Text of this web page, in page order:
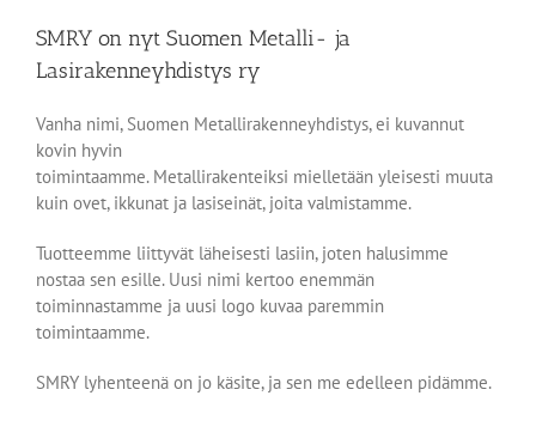
SMRY on nyt Suomen Metalli- ja
Lasirakenneyhdistys ry
Vanha nimi, Suomen Metallirakenneyhdistys, ei kuvannut
kovin hyvin
toimintaamme. Metallirakenteiksi mielletään yleisesti muuta
kuin ovet, ikkunat ja lasiseinät, joita valmistamme.
Tuotteemme liittyvät läheisesti lasiin, joten halusimme
nostaa sen esille. Uusi nimi kertoo enemmän
toiminnastamme ja uusi logo kuvaa paremmin
toimintaamme.
SMRY lyhenteenä on jo käsite, ja sen me edelleen pidämme.